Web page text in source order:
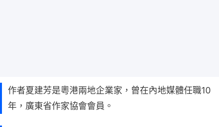
作者夏建芳是粵港兩地企業家，曾在內地媒體任職10
年，廣東省作家協會會員。